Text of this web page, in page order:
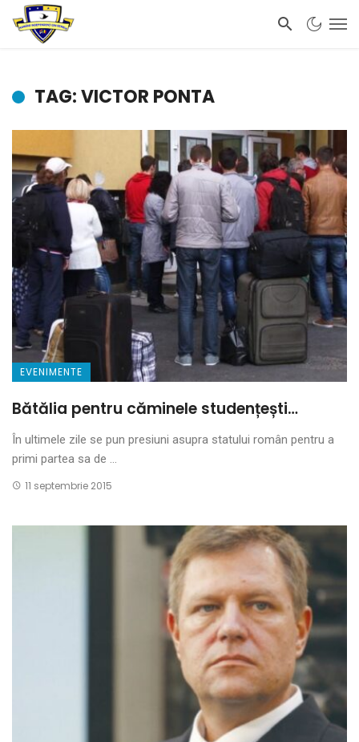
TAG: VICTOR PONTA
EVENIMENTE
Bătălia pentru căminele studențești…
În ultimele zile se pun presiuni asupra statului român pentru a
primi partea sa de ...
11 septembrie 2015